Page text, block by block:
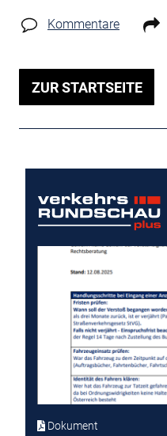
Kommentare
ZUR STARTSEITE
Dokument